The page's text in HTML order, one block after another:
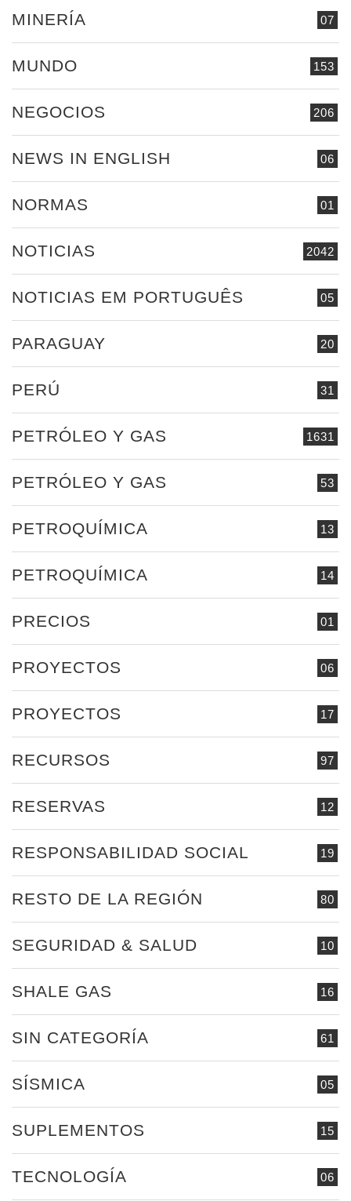
07
MINERÍA
153
MUNDO
206
NEGOCIOS
06
NEWS IN ENGLISH
01
NORMAS
2042
NOTICIAS
05
NOTICIAS EM PORTUGUÊS
20
PARAGUAY
31
PERÚ
1631
PETRÓLEO Y GAS
53
PETRÓLEO Y GAS
13
PETROQUÍMICA
14
PETROQUÍMICA
01
PRECIOS
06
PROYECTOS
17
PROYECTOS
97
RECURSOS
12
RESERVAS
19
RESPONSABILIDAD SOCIAL
80
RESTO DE LA REGIÓN
10
SEGURIDAD & SALUD
16
SHALE GAS
61
SIN CATEGORÍA
05
SÍSMICA
15
SUPLEMENTOS
06
TECNOLOGÍA